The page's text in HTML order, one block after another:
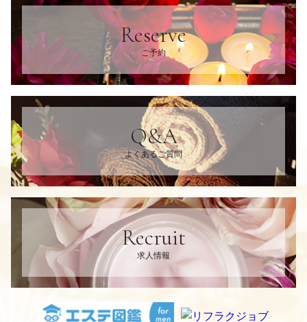
Reserve
ご予約
Q&A
よくあるご質問
Recruit
求人情報